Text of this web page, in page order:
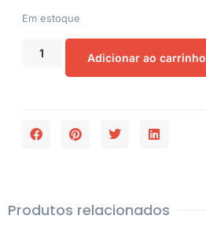
Em estoque
Adicionar ao carrinho
Produtos relacionados